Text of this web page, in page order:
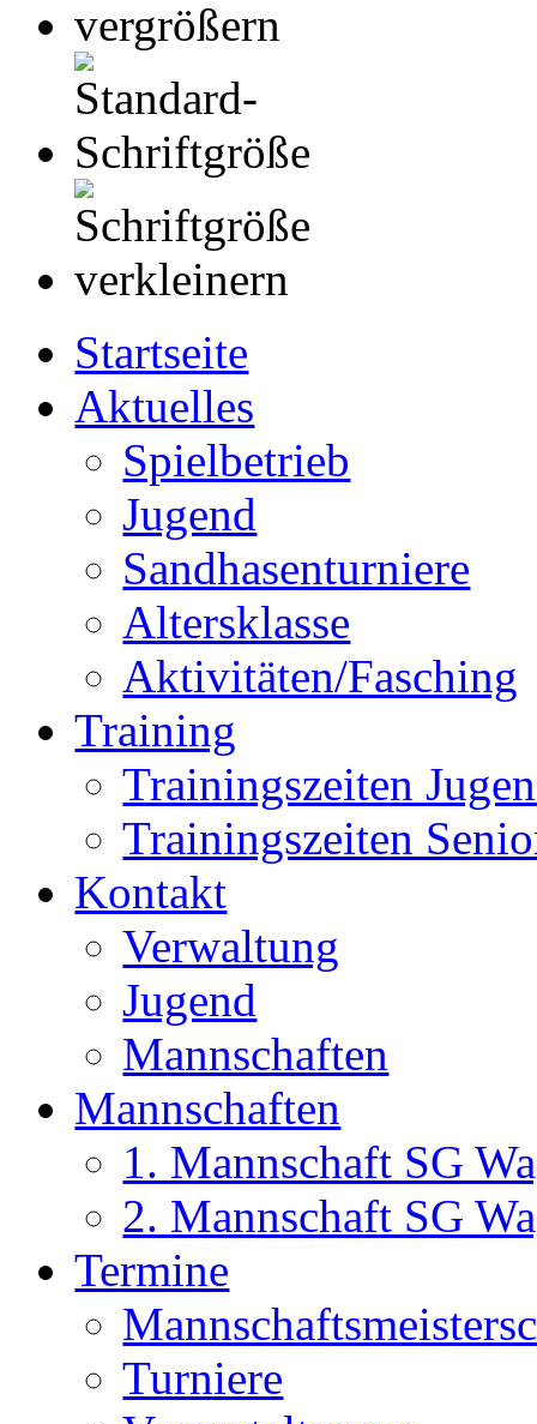
Startseite
Aktuelles
Spielbetrieb
Jugend
Sandhasenturniere
Altersklasse
Aktivitäten/Fasching
Training
Trainingszeiten
Trainingszeiten
Kontakt
Verwaltung
Jugend
Mannschaften
Mannschaften
1. Mannschaft SG
2. Mannschaft SG
Termine
Turniere